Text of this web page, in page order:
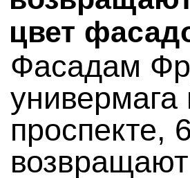
цвет
Фасадам
проспекте,